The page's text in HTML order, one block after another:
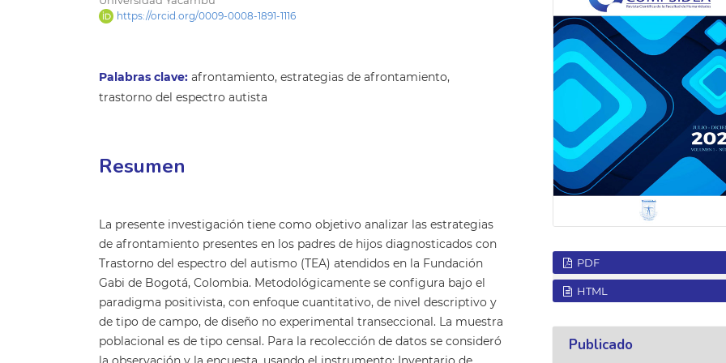
https://orcid.org/0009-0008-1891-1116
Palabras clave: afrontamiento, estrategias de afrontamiento,
trastorno del espectro autista
Resumen
La presente investigación tiene como objetivo analizar las estrategias
de afrontamiento presentes en los padres de hijos diagnosticados con
Trastorno del espectro del autismo (TEA) atendidos en la Fundación
Gabi de Bogotá, Colombia. Metodológicamente se configura bajo el
paradigma positivista, con enfoque cuantitativo, de nivel descriptivo y
de tipo de campo, de diseño no experimental transeccional. La muestra
poblacional es de tipo censal. Para la recolección de datos se consideró
PDF
HTML
Publicado